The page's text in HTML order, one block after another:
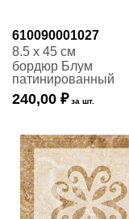
610090001027
8.5 x 45 см
бордюр Блум
патинированный
240,00 ₽ за шт.